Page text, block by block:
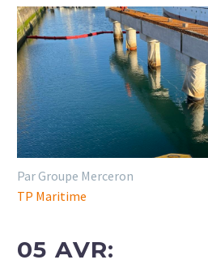
Par Groupe Merceron
TP Maritime
05 AVR: